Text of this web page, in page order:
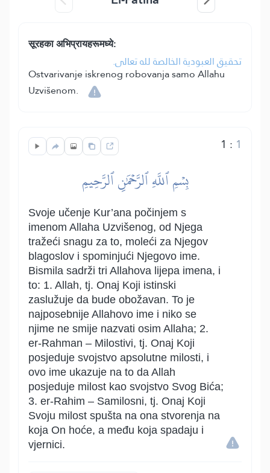
सूरहका अभिप्रायहरूमध्ये:
تحقيق العبودية الخالصة لله تعالى.
Ostvarivanje iskrenog robovanja samo Allahu
Uzvišenom.
1 : 1
بِسۡمِ ٱللَّهِ ٱلرَّحۡمَٰنِ ٱلرَّحِيمِ
Svoje učenje Kur’ana počinjem s
imenom Allaha Uzvišenog, od Njega
tražeći snagu za to, moleći za Njegov
blagoslov i spominjući Njegovo ime.
Bismila sadrži tri Allahova lijepa imena, i
to: 1. Allah, tj. Onaj Koji istinski
zaslužuje da bude obožavan. To je
najposebnije Allahovo ime i niko se
njime ne smije nazvati osim Allaha; 2.
er-Rahman – Milostivi, tj. Onaj Koji
posjeduje svojstvo apsolutne milosti, i
ovo ime ukazuje na to da Allah
posjeduje milost kao svojstvo Svog Bića;
3. er-Rahim – Samilosni, tj. Onaj Koji
Svoju milost spušta na ona stvorenja na
koja On hoće, a među koja spadaju i
vjernici.